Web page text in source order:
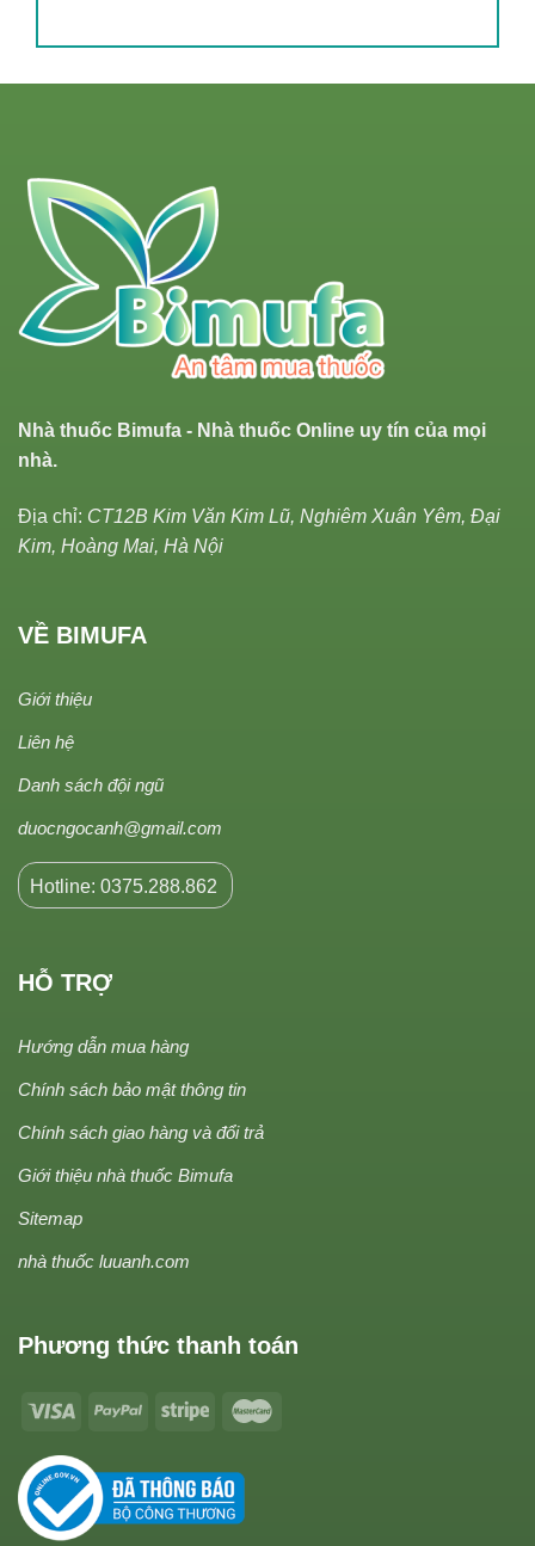
Nhà thuốc Bimufa - Nhà thuốc Online uy tín của mọi
nhà.
Địa chỉ: CT12B Kim Văn Kim Lũ, Nghiêm Xuân Yêm, Đại
Kim, Hoàng Mai, Hà Nội
VỀ BIMUFA
Giới thiệu
Liên hệ
Danh sách đội ngũ
duocngocanh@gmail.com
Hotline: 0375.288.862
HỖ TRỢ
Hướng dẫn mua hàng
Chính sách bảo mật thông tin
Chính sách giao hàng và đổi trả
Giới thiệu nhà thuốc Bimufa
Sitemap
nhà thuốc luuanh.com
Phương thức thanh toán